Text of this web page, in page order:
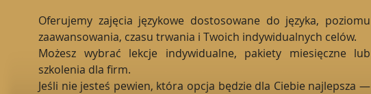
Oferujemy zajęcia językowe dostosowane do języka, poziomu
zaawansowania, czasu trwania i Twoich indywidualnych celów.
Możesz wybrać lekcje indywidualne, pakiety miesięczne lub
szkolenia dla firm.
Jeśli nie jesteś pewien, która opcja będzie dla Ciebie najlepsza —